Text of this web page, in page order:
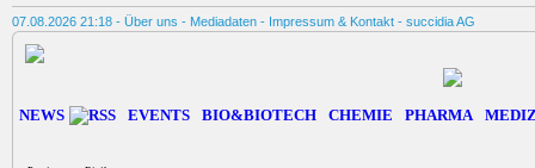
07.08.2026 21:18 - Über uns - Mediadaten - Impressum & Kontakt - succidia AG
NEWS EVENTS BIO&BIOTECH CHEMIE PHARMA